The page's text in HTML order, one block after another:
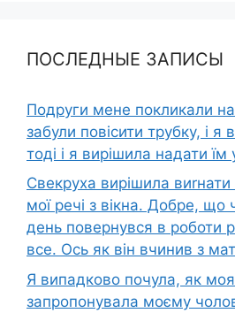
ПОСЛЕДНЫЕ ЗАПИСЫ
Подруги мене покликали на
забули повісити трубку, і я
тоді і я вирішила надати їм
Свекруха вирішила виrнати
мої речі з вікна. Добре, що
день повернувся в роботи
все. Ось як він вчинив з
Я випадково почула, як моя
запропонувала моєму